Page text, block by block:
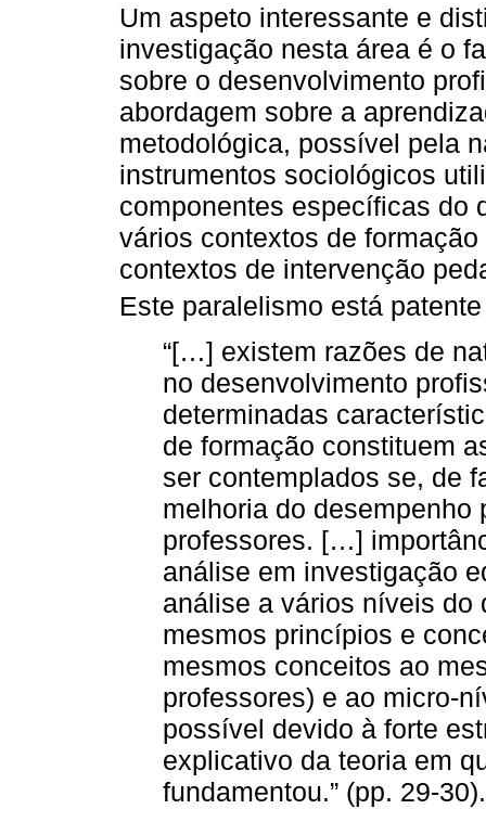
Um aspeto interessante e
investigação nesta área é o
sobre o desenvolvimento
abordagem sobre a
metodológica, possível pela
instrumentos sociológicos
componentes específicas do
vários contextos de
contextos de intervenção
Este paralelismo está
“[…] existem razões de
no desenvolvimento
determinadas
de formação constituem
ser contemplados se, de
melhoria do desempenho
professores. […]
análise em investigação
análise a vários níveis do
mesmos princípios e
mesmos conceitos ao
professores) e ao micro-
possível devido à forte
explicativo da teoria em
fundamentou.” (pp. 29-30).